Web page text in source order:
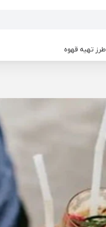
طرز تهیه قهوه